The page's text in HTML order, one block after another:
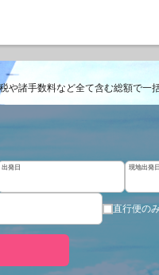
や諸手数料など全て含む総額で一
出発日 現地出発日
直行便の